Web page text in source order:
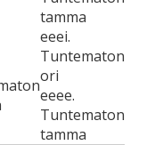
tamma
eeei.
Tuntematon
ori
eeee.
Tuntematon
tamma